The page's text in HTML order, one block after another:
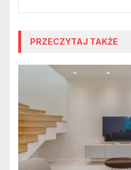
PRZECZYTAJ TAKŻE